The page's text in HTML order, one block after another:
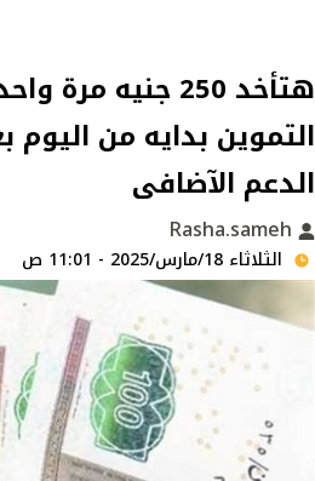
هتأخد 250
التموين بدايه من اليوم
الدعم الآضافى
الثلاثاء 18/مارس/2025 - 11:01 ص